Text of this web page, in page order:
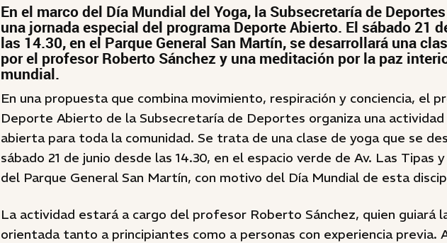
En el marco del Día Mundial del Yoga, la Subsecretaría de
una jornada especial del programa Deporte Abierto. El sábado 21
las 14.30, en el Parque General San Martín, se desarrollará una
por el profesor Roberto Sánchez y una meditación por la paz
mundial.
En una propuesta que combina movimiento, respiración y conciencia, el
Deporte Abierto de la Subsecretaría de Deportes organiza una
abierta para toda la comunidad. Se trata de una clase de yoga que se
sábado 21 de junio desde las 14.30, en el espacio verde de Av. Las Tipas
del Parque General San Martín, con motivo del Día Mundial de esta
La actividad estará a cargo del profesor Roberto Sánchez, quien guiará
orientada tanto a principiantes como a personas con experiencia previa.